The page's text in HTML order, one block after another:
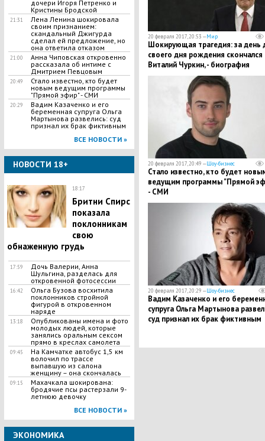
дочери Игоря Петренко и
Кристины Бродской
21:31
Лена Ленина шокировала
своим признанием:
скандальный Джигурда
сделал ей предложение, но
она ответила отказом
21:00
Анна Чиповская откровенно
рассказала об интиме с
Дмитрием Певцовым
20:49
Стало известно, кто будет
новым ведущим программы
"Прямой эфир" - СМИ
20:29
Вадим Казаченко и его
беременная супруга Ольга
Мартынова развелись: суд
признал их брак фиктивным
ВСЕ НОВОСТИ »
НОВОСТИ 18+
18:17
Бритни Спирс
показала
поклонникам
свою
обнаженную грудь
17:59
Дочь Валерии, Анна
Шульгина, разделась для
откровенной фотосессии
16:42
Ольга Бузова восхитила
поклонников стройной
фигурой в откровенном
наряде
13:18
Опубликованы имена и фото
молодых людей, которые
занялись оральным сексом
прямо в креслах самолета
09:45
На Камчатке автобус 1,5 км
волочил по трассе
выпавшую из салона
женщину – она скончалась
09:15
Махачкала шокирована:
бродячие псы растерзали 9-
летнюю девочку
ВСЕ НОВОСТИ »
ЭКОНОМИКА
20 февраля 2017, 20:53 —Мир
​Шокирующая трагедия: за день
своего дня рождения скончался
Виталий Чуркин, - биография
постпреда России при ООН
20 февраля 2017, 20:49 —Шоу-бизнес
Стало известно, кто будет
ведущим программы "Прямой
- СМИ
20 февраля 2017, 20:29 —Шоу-бизнес
Вадим Казаченко и его
супруга Ольга Мартынова
суд признал их брак фиктивным